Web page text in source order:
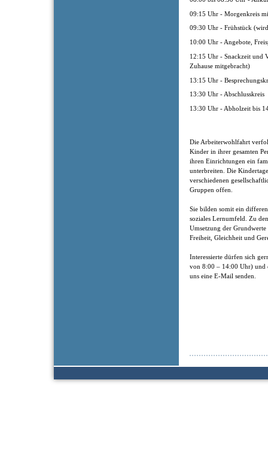
09:15 Uhr - Morgenkreis
09:30 Uhr - Frühstück
10:00 Uhr - Angebote,
12:15 Uhr - Snackzeit und
Zuhause mitgebracht)
13:15 Uhr -
13:30 Uhr - Abschlusskreis
13:30 Uhr - Abholzeit bis
Die Arbeiterwohlfahrt
Kinder in ihrer gesamten
ihren Einrichtungen ein
unterbreiten. Die
verschiedenen
Gruppen offen.
Sie bilden somit ein
soziales Lernumfeld. Zu
Umsetzung der
Freiheit, Gleichheit und
Interessierte dürfen sich
von 8:00 – 14:00 Uhr) und
uns eine E-Mail senden.